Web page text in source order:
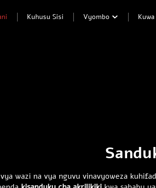
Kuhusu Sisi Vyombo
wazi na vya nguvu vinavyoweza